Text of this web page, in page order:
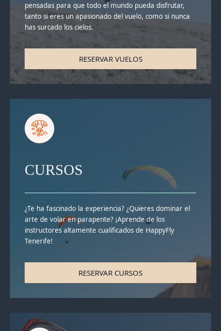
pensadas para que todo el mundo pueda disfrutar,
tanto si eres un apasionado del vuelo, como si nunca
has surcado los cielos.
RESERVAR VUELOS
CURSOS
¿Te ha fascinado la experiencia? ¿Quieres dominar el
arte de volar en parapente? ¡Aprende de los
instructores altamente cualificados de HappyFly
Tenerife!
RESERVAR CURSOS